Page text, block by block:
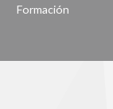
Formación